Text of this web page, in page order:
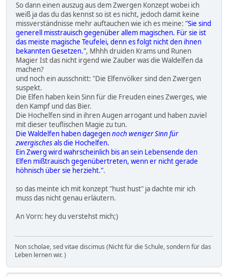
So dann einen auszug aus dem Zwergen Konzept wobei ich
weiß ja das du das kennst so ist es nicht, jedoch damit keine
missverständnisse mehr auftauchen wie ich es meine: "Sie sind
generell misstrauisch gegenüber allem magischen. Für sie ist
das meiste magische Teufelei, denn es folgt nicht den ihnen
bekannten Gesetzen.", Mhhh druiden Krams und Runen
Magier Ist das nicht irgend wie Zauber was die Waldelfen da
machen?
und noch ein ausschnitt: "Die Elfenvölker sind den Zwergen
suspekt.
Die Elfen haben kein Sinn für die Freuden eines Zwerges, wie
den Kampf und das Bier.
Die Hochelfen sind in ihren Augen arrogant und haben zuviel
mit dieser teuflischen Magie zu tun.
Die Waldelfen haben dagegennoch weniger Sinn für
zwergischesals die Hochelfen.
Ein Zwerg wird wahrscheinlich bis an sein Lebensende den
Elfen mißtrauisch gegenübertreten, wenn er nicht gerade
höhnisch über sie herzieht.".
so das meinte ich mit konzept "hust hust" ja dachte mir ich
muss das nicht genau erläutern.
An Vorn: hey du verstehst mich;)
Non scholae, sed vitae discimus (Nicht für die Schule, sondern für das
Leben lernen wir. )